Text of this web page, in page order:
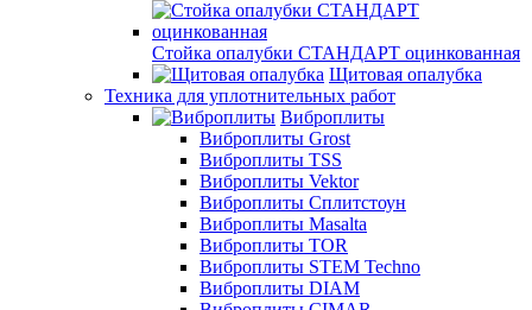
Стойка опалубки СТАНДАРТ оцинкованная
Щитовая опалубка
Техника для уплотнительных работ
Виброплиты
Виброплиты Grost
Виброплиты TSS
Виброплиты Vektor
Виброплиты Сплитстоун
Виброплиты Masalta
Виброплиты TOR
Виброплиты STEM Techno
Виброплиты DIAM